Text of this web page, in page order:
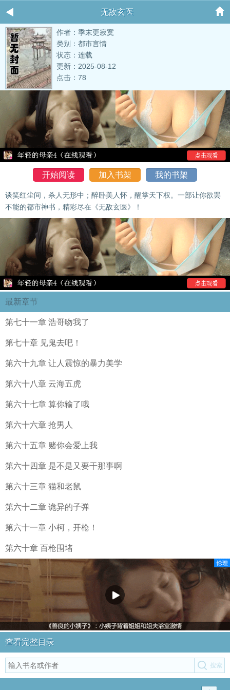
无敌玄医
作者：季末更寂寞
类别：都市言情
状态：连载
更新：2025-08-12
点击：78
开始阅读 加入书架 我的书架
谈笑红尘间，杀人无形中；醉卧美人怀，醒掌天下权。一部让你欲罢
不能的都市神书，精彩尽在《无敌玄医》！
最新章节
第七十一章 浩哥吻我了
第七十章 见鬼去吧！
第六十九章 让人震惊的暴力美学
第六十八章 云海五虎
第六十七章 算你输了哦
第六十六章 抢男人
第六十五章 赌你会爱上我
第六十四章 是不是又要干那事啊
第六十三章 猫和老鼠
第六十二章 诡异的子弹
第六十一章 小柯，开枪！
第六十章 百枪围堵
查看完整目录